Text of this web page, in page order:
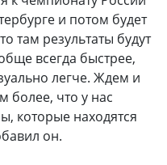
и потом будет
там результаты будут
всегда быстрее,
легче. Ждем и
более, что у нас
которые находятся
он.